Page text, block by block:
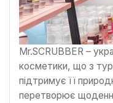
Mr.SCRUBBER –
косметики, що з
підтримує її
перетворює